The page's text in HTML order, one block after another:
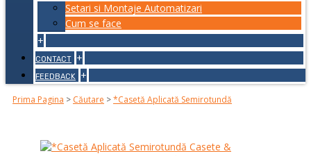
Setari si Montaje Automatizari
Cum se face
+
CONTACT +
FEEDBACK +
Prima Pagina > Căutare >*Casetă Aplicată Semirotundă